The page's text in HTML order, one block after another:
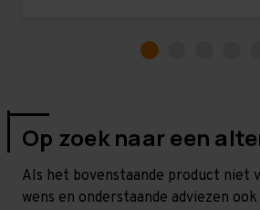
Op zoek naar een
Als het bovenstaande product niet
wens en onderstaande adviezen